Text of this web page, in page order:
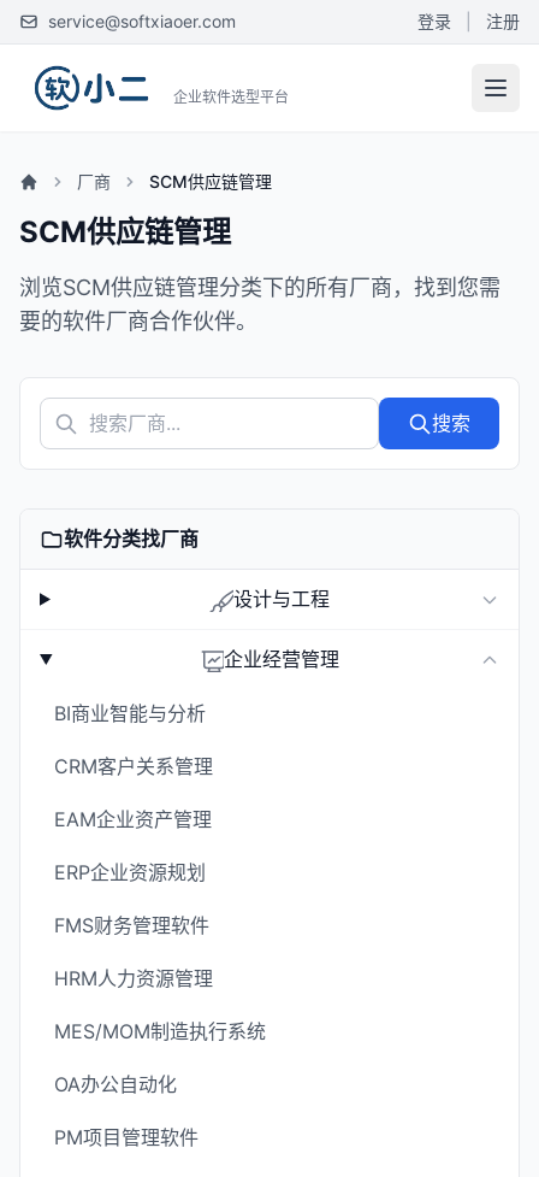
service@softxiaoer.com 登录 注册
企业软件选型平台
厂商 SCM供应链管理
SCM供应链管理
浏览SCM供应链管理分类下的所有厂商，找到您需
要的软件厂商合作伙伴。
搜索
软件分类找厂商
设计与工程
企业经营管理
BI商业智能与分析
CRM客户关系管理
EAM企业资产管理
ERP企业资源规划
FMS财务管理软件
HRM人力资源管理
MES/MOM制造执行系统
OA办公自动化
PM项目管理软件